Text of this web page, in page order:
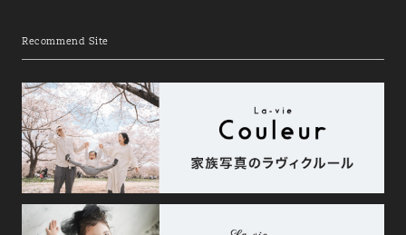
Recommend Site